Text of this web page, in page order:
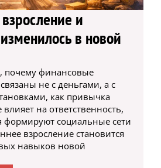
и
в новой
почему финансовые
не с деньгами, а с
как привычка
на ответственность,
формируют социальные сети
взросление становится
навыков новой